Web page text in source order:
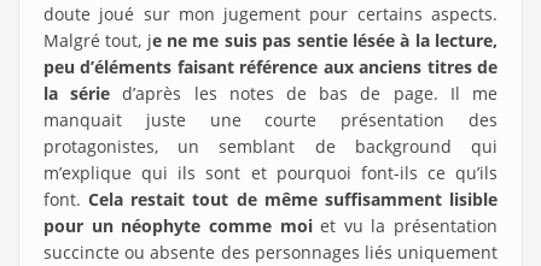
doute joué sur mon jugement pour certains aspects.
Malgré tout, je ne me suis pas sentie lésée à la lecture,
peu d’éléments faisant référence aux anciens titres de
la série d’après les notes de bas de page. Il me
manquait juste une courte présentation des
protagonistes, un semblant de background qui
m’explique qui ils sont et pourquoi font-ils ce qu’ils
font.Cela restait tout de même suffisamment lisible
pour un néophyte comme moiet vu la présentation
succincte ou absente des personnages liés uniquement